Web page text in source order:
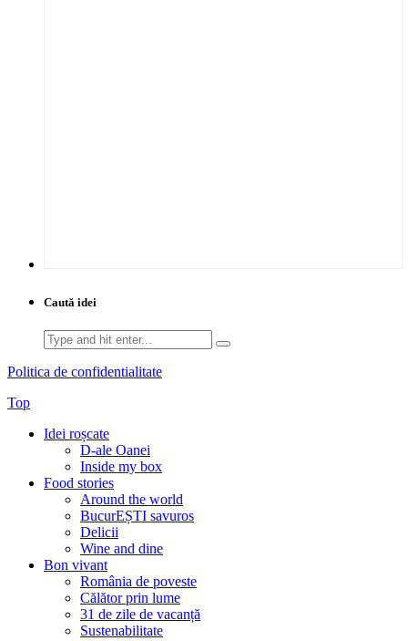
Caută idei
Search
for:
Politica de confidentialitate
Top
Idei roșcate
D-ale Oanei
Inside my box
Food stories
Around the world
BucurEȘTI savuros
Delicii
Wine and dine
Bon vivant
România de poveste
Călător prin lume
31 de zile de vacanță
Sustenabilitate